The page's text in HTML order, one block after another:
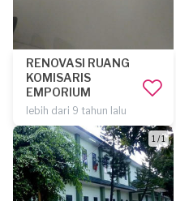
RENOVASI RUANG
KOMISARIS
EMPORIUM
lebih dari 9 tahun lalu
1 / 1